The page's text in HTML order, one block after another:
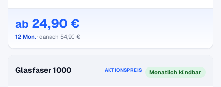
ab 24,90 €
12 Mon. · danach 54,90 €
Glasfaser 1000 AKTIONSPREIS Monatlich kündbar